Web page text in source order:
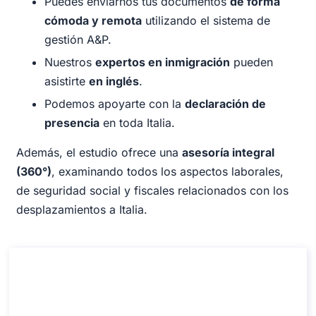
cómoda y remota utilizando el sistema de
gestión A&P.
Nuestrosexpertos en inmigración pueden
asistirteen inglés.
Podemos apoyarte con ladeclaración de
presencia en toda Italia.
Además, el estudio ofrece unaasesoría integral
(360°), examinando todos los aspectos laborales,
de seguridad social y fiscales relacionados con los
desplazamientos a Italia.